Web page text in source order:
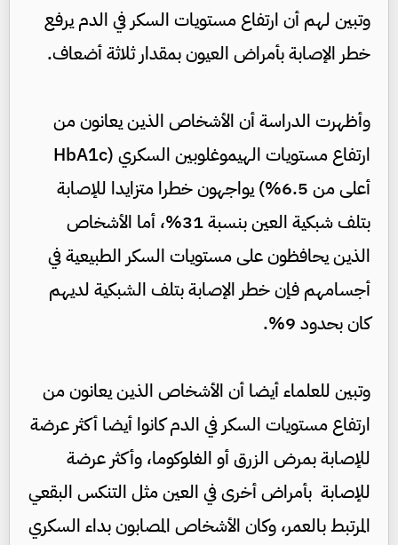
وتبين لهم أن ارتفاع مستويات السكر في الدم يرفع
خطر الإصابة بأمراض العيون بمقدار ثلاثة أضعاف.
وأظهرت الدراسة أن الأشخاص الذين يعانون من
ارتفاع مستويات الهيموغلوبين السكري (HbA1c
أعلى من 6.5%) يواجهون خطرا متزايدا للإصابة
بتلف شبكية العين بنسبة 31%، أما الأشخاص
الذين يحافظون على مستويات السكر الطبيعية في
أجسامهم فإن خطر الإصابة بتلف الشبكية لديهم
كان بحدود 9%.
وتبين للعلماء أيضا أن الأشخاص الذين يعانون من
ارتفاع مستويات السكر في الدم كانوا أيضا أكثر عرضة
للإصابة بمرض الزرق أو الغلوكوما، وأكثر عرضة
للإصابة بأمراض أخرى في العين مثل التنكس البقعي
المرتبط بالعمر، وكان الأشخاص المصابون بداء السكري